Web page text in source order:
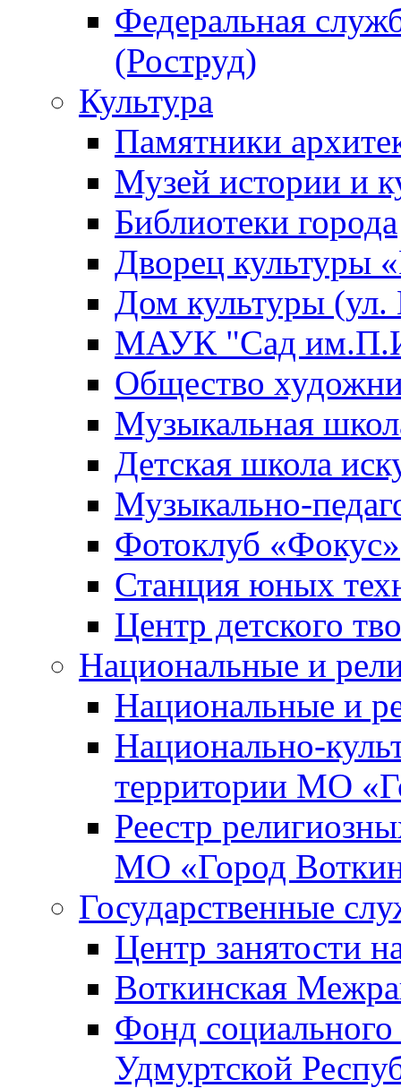
Федеральная
(Роструд)
Культура
Памятники
Музей истории и
Библиотеки города
Дворец культуры
Дом культуры (ул.
МАУК "Сад
Общество
Музыкальная
Детская школа
Музыкально-
Фотоклуб «Фокус»
Станция юных
Центр детского
Национальные и
Национальные и
Национально-
территории МО
Реестр
МО «Город
Государственные
Центр занятости
Воткинская
Фонд
Удмуртской